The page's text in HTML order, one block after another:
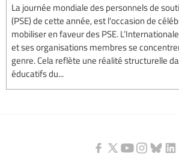
La journée mondiale des personnels de
(PSE) de cette année, est l'occasion de
mobiliser en faveur des PSE.
et ses organisations membres se
genre. Cela reflète une réalité structurelle
éducatifs du...